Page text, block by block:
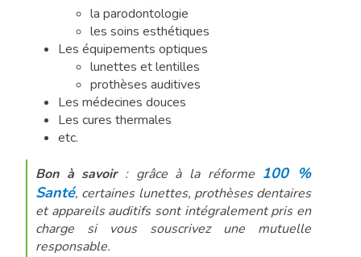
la parodontologie
les soins esthétiques
Les équipements optiques
lunettes et lentilles
prothèses auditives
Les médecines douces
Les cures thermales
etc.
Bon à savoir: grâce à la réforme 100 %
Santé, certaines lunettes, prothèses dentaires
et appareils auditifs sont intégralement pris en
charge si vous souscrivez une mutuelle
responsable.